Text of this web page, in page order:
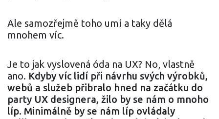
Ale samozřejmě toho umí a taky dělá
mnohem víc.
Je to jak vyslovená óda na UX? No, vlastně
ano. Kdyby víc lidí při návrhu svých výrobků,
webů a služeb přibralo hned na začátku do
party UX designera, žilo by se nám o mnoho
líp. Minimálně by se nám líp ovládaly